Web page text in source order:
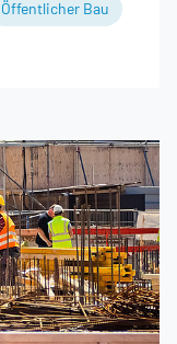
Öffentlicher Bau